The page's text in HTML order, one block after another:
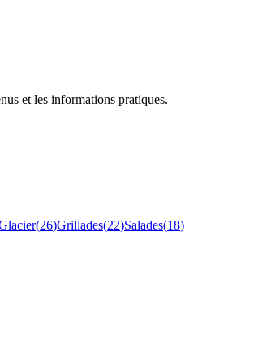
et les informations pratiques.
(26)Grillades(22)Salades(18)